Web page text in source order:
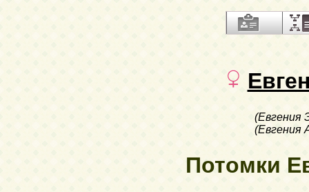
(Евгения
(Евгения
Потомки